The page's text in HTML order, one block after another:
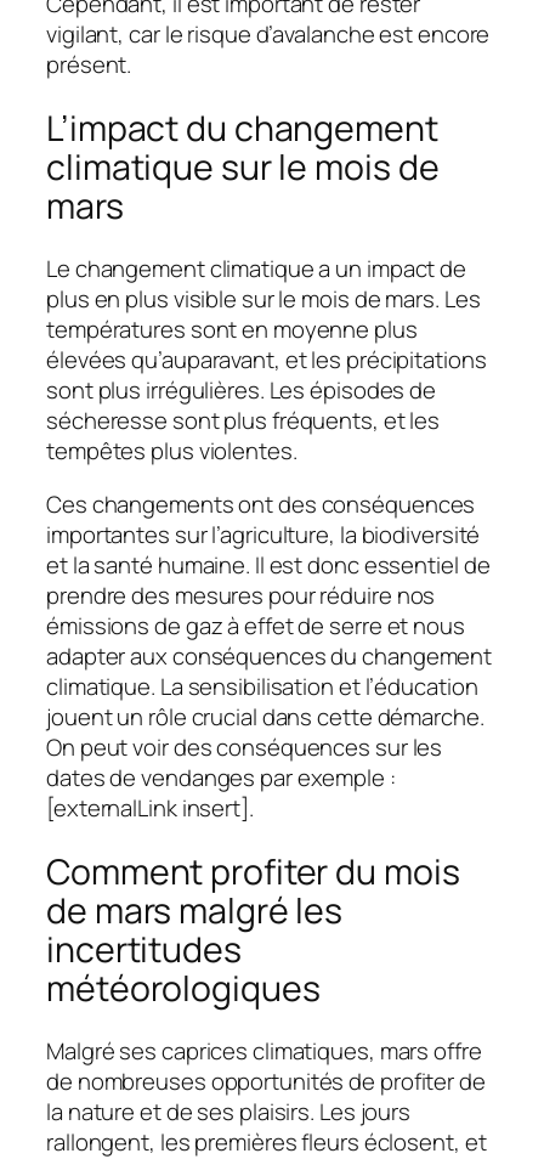
vigilant, car le risque d’avalanche est encore
présent.
L’impact du changement
climatique sur le mois de
mars
Le changement climatique a un impact de
plus en plus visible sur le mois de mars. Les
températures sont en moyenne plus
élevées qu’auparavant, et les précipitations
sont plus irrégulières. Les épisodes de
sécheresse sont plus fréquents, et les
tempêtes plus violentes.
Ces changements ont des conséquences
importantes sur l’agriculture, la biodiversité
et la santé humaine. Il est donc essentiel de
prendre des mesures pour réduire nos
émissions de gaz à effet de serre et nous
adapter aux conséquences du changement
climatique. La sensibilisation et l’éducation
jouent un rôle crucial dans cette démarche.
On peut voir des conséquences sur les
dates de vendanges par exemple :
[externalLink insert].
Comment profiter du mois
de mars malgré les
incertitudes
météorologiques
Malgré ses caprices climatiques, mars offre
de nombreuses opportunités de profiter de
la nature et de ses plaisirs. Les jours
rallongent, les premières fleurs éclosent, et